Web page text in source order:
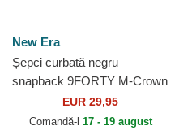
New Era
Șepci curbată negru
snapback 9FORTY M-Crown
Team de Las Vegas Raiders
NFL de New Era
EUR 29,95
Comandă-l 17 - 19 august